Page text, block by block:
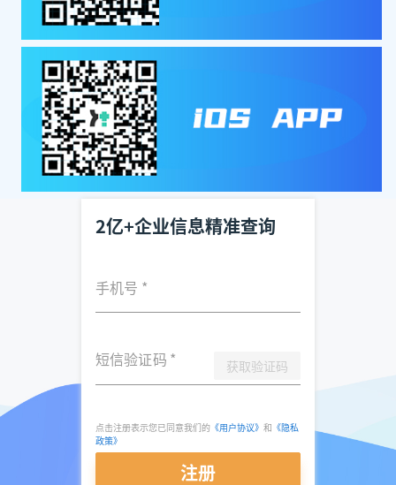
2亿+企业信息精准查询
手机号 *
短信验证码 * 获取验证码
点击注册表示您已同意我们的 《用户协议》 和 《隐私
政策》
注册